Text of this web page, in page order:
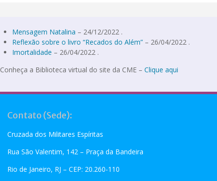
Mensagem Natalina – 24/12/2022 .
Reflexão sobre o livro “Recados do Além” – 26/04/2022 .
Imortalidade – 26/04/2022 .
Conheça a Biblioteca virtual do site da CME – Clique aqui
Contato (Sede):
Cruzada dos Militares Espíritas
Rua São Valentim, 142 – Praça da Bandeira
Rio de Janeiro, RJ – CEP: 20.260-110